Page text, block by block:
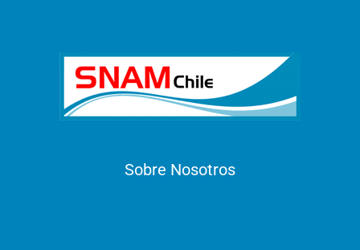
Sobre Nosotros